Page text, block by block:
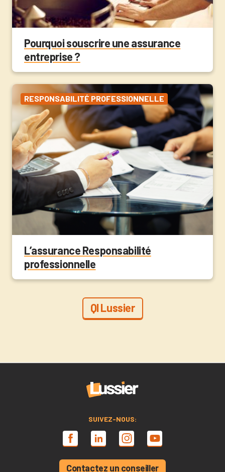
Pourquoi souscrire une assurance
entreprise ?
RESPONSABILITÉ PROFESSIONNELLE
L’assurance Responsabilité
professionnelle
QI Lussier
SUIVEZ-NOUS:
Contactez un conseiller